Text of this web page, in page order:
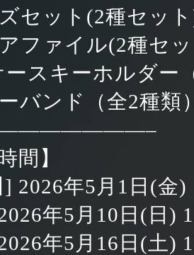
ズセット(2種セッ
アファイル(2種セ
ースキーホルダ
ーバンド（全2種
間】
2026年5月1日(金)
年5月10日(日)
年5月16日(土)